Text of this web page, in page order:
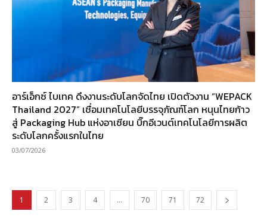
อาร์เอ็กซ์ ไบเทค ดึงงานระดับโลกจัดไทย เปิดตัวงาน “WEPACK
Thailand 2027” เชื่อมเทคโนโลยีบรรจุภัณฑ์โลก หนุนไทยก้าว
สู่ Packaging Hub แห่งอาเซียน บิ๊กอีเวนต์เทคโนโลยีการผลิต
ระดับโลกครั้งแรกในไทย
03/07/2026
1 2 3 4 … 70 71 72